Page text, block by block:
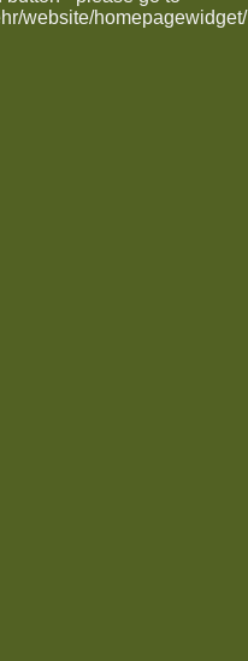
website/homepagewidget/